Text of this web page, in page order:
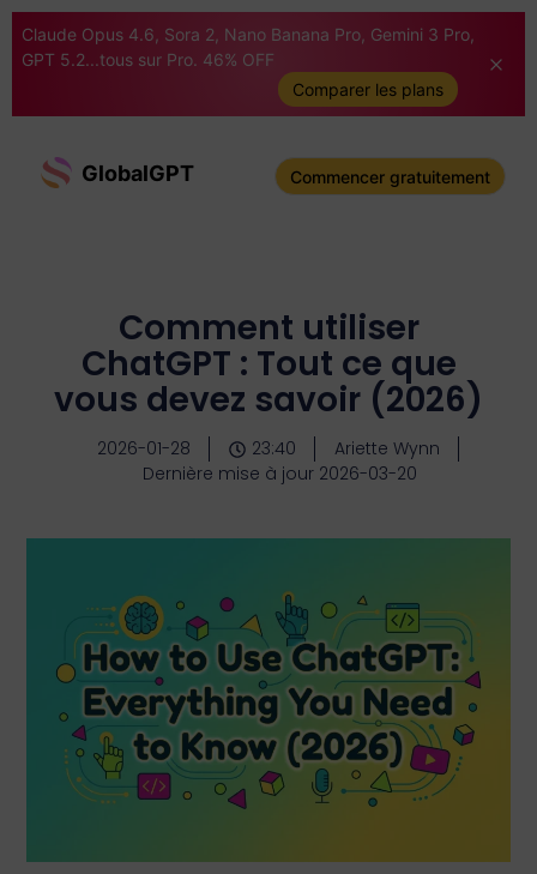
Claude Opus 4.6, Sora 2, Nano Banana Pro, Gemini 3 Pro,
GPT 5.2...tous sur Pro. 46% OFF
Comparer les plans
GlobalGPT Commencer gratuitement
Comment utiliser
ChatGPT : Tout ce que
vous devez savoir (2026)
2026-01-28 23:40
Ariette Wynn
Dernière mise à jour 2026-03-20